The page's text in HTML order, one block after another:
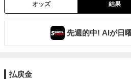
オッズ 結果
先週的中! AIが日
払戻金